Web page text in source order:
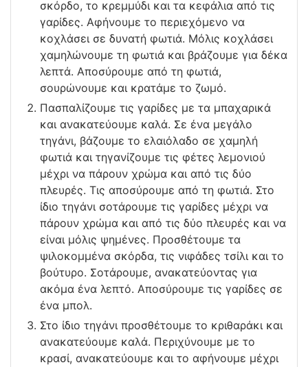
σκόρδο, το κρεμμύδι και τα κεφάλια από τις
γαρίδες. Αφήνουμε το περιεχόμενο να
κοχλάσει σε δυνατή φωτιά. Μόλις κοχλάσει
χαμηλώνουμε τη φωτιά και βράζουμε για δέκα
λεπτά. Αποσύρουμε από τη φωτιά,
σουρώνουμε και κρατάμε το ζωμό.
Πασπαλίζουμε τις γαρίδες με τα μπαχαρικά
και ανακατεύουμε καλά. Σε ένα μεγάλο
τηγάνι, βάζουμε το ελαιόλαδο σε χαμηλή
φωτιά και τηγανίζουμε τις φέτες λεμονιού
μέχρι να πάρουν χρώμα και από τις δύο
πλευρές. Τις αποσύρουμε από τη φωτιά. Στο
ίδιο τηγάνι σοτάρουμε τις γαρίδες μέχρι να
πάρουν χρώμα και από τις δύο πλευρές και να
είναι μόλις ψημένες. Προσθέτουμε τα
ψιλοκομμένα σκόρδα, τις νιφάδες τσίλι και το
βούτυρο. Σοτάρουμε, ανακατεύοντας για
ακόμα ένα λεπτό. Αποσύρουμε τις γαρίδες σε
ένα μπολ.
Στο ίδιο τηγάνι προσθέτουμε το κριθαράκι και
ανακατεύουμε καλά. Περιχύνουμε με το
κρασί, ανακατεύουμε και το αφήνουμε μέχρι